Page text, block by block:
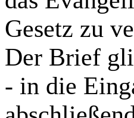
Gesetz zu
Der Brief
- in die